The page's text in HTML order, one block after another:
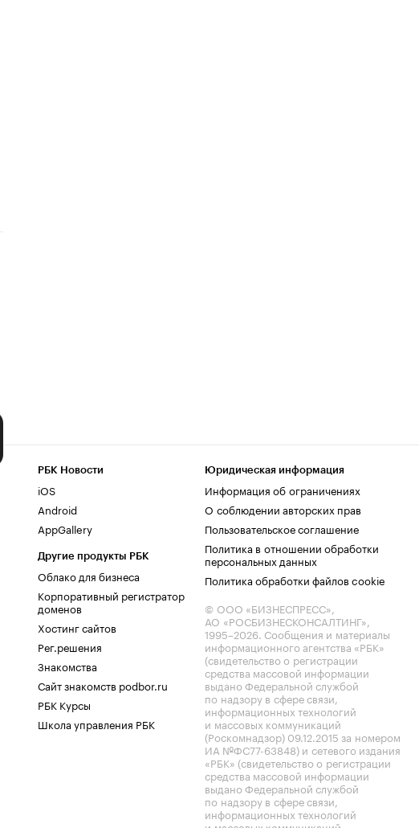
РБК Новости
iOS
Android
AppGallery
Другие продукты РБК
Облако для бизнеса
Корпоративный регистратор
доменов
Хостинг сайтов
Рег.решения
Знакомства
Сайт знакомств podbor.ru
РБК Курсы
Школа управления РБК
Юридическая информация
Информация об ограничениях
О соблюдении авторских прав
Пользовательское соглашение
Политика в отношении обработки
персональных данных
Политика обработки файлов cookie
© ООО «БИЗНЕСПРЕСС»,
АО «РОСБИЗНЕСКОНСАЛТИНГ»,
1995–2026. Сообщения и материалы
информационного агентства «РБК»
(свидетельство о регистрации
средства массовой информации
выдано Федеральной службой
по надзору в сфере связи,
информационных технологий
и массовых коммуникаций
(Роскомнадзор) 09.12.2015 за номером
ИА №ФС77-63848) и сетевого издания
«РБК» (свидетельство о регистрации
средства массовой информации
выдано Федеральной службой
по надзору в сфере связи,
информационных технологий